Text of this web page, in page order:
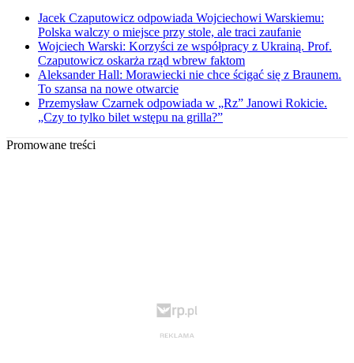
Jacek Czaputowicz odpowiada Wojciechowi Warskiemu:
Polska walczy o miejsce przy stole, ale traci zaufanie
Wojciech Warski: Korzyści ze współpracy z Ukrainą. Prof.
Czaputowicz oskarża rząd wbrew faktom
Aleksander Hall: Morawiecki nie chce ścigać się z Braunem.
To szansa na nowe otwarcie
Przemysław Czarnek odpowiada w „Rz” Janowi Rokicie.
„Czy to tylko bilet wstępu na grilla?”
Promowane treści